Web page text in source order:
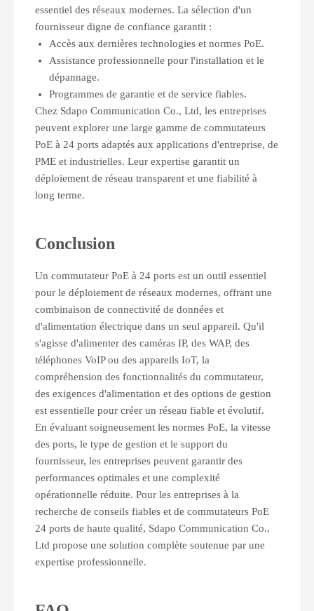
essentiel des réseaux modernes. La sélection d'un
fournisseur digne de confiance garantit :
Accès aux dernières technologies et normes PoE.
Assistance professionnelle pour l'installation et le
dépannage.
Programmes de garantie et de service fiables.
Chez Sdapo Communication Co., Ltd, les entreprises
peuvent explorer une large gamme de commutateurs
PoE à 24 ports adaptés aux applications d'entreprise, de
PME et industrielles. Leur expertise garantit un
déploiement de réseau transparent et une fiabilité à
long terme.
Conclusion
Un commutateur PoE à 24 ports est un outil essentiel
pour le déploiement de réseaux modernes, offrant une
combinaison de connectivité de données et
d'alimentation électrique dans un seul appareil. Qu'il
s'agisse d'alimenter des caméras IP, des WAP, des
téléphones VoIP ou des appareils IoT, la
compréhension des fonctionnalités du commutateur,
des exigences d'alimentation et des options de gestion
est essentielle pour créer un réseau fiable et évolutif.
En évaluant soigneusement les normes PoE, la vitesse
des ports, le type de gestion et le support du
fournisseur, les entreprises peuvent garantir des
performances optimales et une complexité
opérationnelle réduite. Pour les entreprises à la
recherche de conseils fiables et de commutateurs PoE
24 ports de haute qualité, Sdapo Communication Co.,
Ltd propose une solution complète soutenue par une
expertise professionnelle.